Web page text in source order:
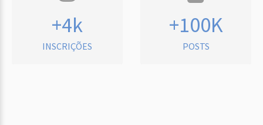
+4k
INSCRIÇÕES
+100K
POSTS